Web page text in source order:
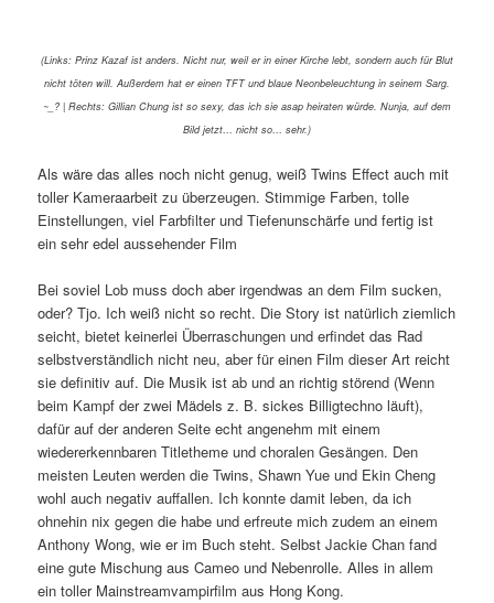
(Links: Prinz Kazaf ist anders. Nicht nur, weil er in einer Kirche lebt, sondern auch für Blut
nicht töten will. Außerdem hat er einen TFT und blaue Neonbeleuchtung in seinem Sarg.
~_? | Rechts: Gillian Chung ist so sexy, das ich sie asap heiraten würde. Nunja, auf dem
Bild jetzt… nicht so… sehr.)
Als wäre das alles noch nicht genug, weiß Twins Effect auch mit
toller Kameraarbeit zu überzeugen. Stimmige Farben, tolle
Einstellungen, viel Farbfilter und Tiefenunschärfe und fertig ist
ein sehr edel aussehender Film
Bei soviel Lob muss doch aber irgendwas an dem Film sucken,
oder? Tjo. Ich weiß nicht so recht. Die Story ist natürlich ziemlich
seicht, bietet keinerlei Überraschungen und erfindet das Rad
selbstverständlich nicht neu, aber für einen Film dieser Art reicht
sie definitiv auf. Die Musik ist ab und an richtig störend (Wenn
beim Kampf der zwei Mädels z. B. sickes Billigtechno läuft),
dafür auf der anderen Seite echt angenehm mit einem
wiedererkennbaren Titletheme und choralen Gesängen. Den
meisten Leuten werden die Twins, Shawn Yue und Ekin Cheng
wohl auch negativ auffallen. Ich konnte damit leben, da ich
ohnehin nix gegen die habe und erfreute mich zudem an einem
Anthony Wong, wie er im Buch steht. Selbst Jackie Chan fand
eine gute Mischung aus Cameo und Nebenrolle. Alles in allem
ein toller Mainstreamvampirfilm aus Hong Kong.